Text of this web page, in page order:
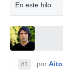
#1 por